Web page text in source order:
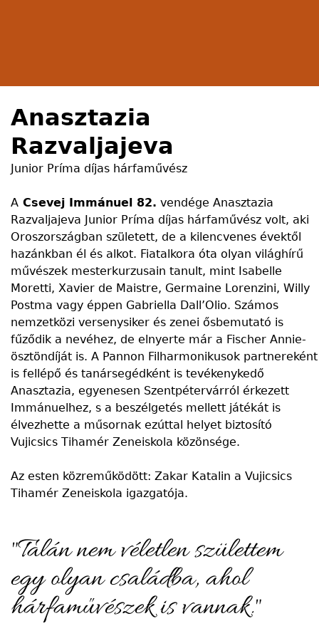
Anasztazia
Razvaljajeva
Junior Príma díjas hárfaművész
A Csevej Immánuel 82. vendége Anasztazia
Razvaljajeva Junior Príma díjas hárfaművész volt, aki
Oroszországban született, de a kilencvenes évektől
hazánkban él és alkot. Fiatalkora óta olyan világhírű
művészek mesterkurzusain tanult, mint Isabelle
Moretti, Xavier de Maistre, Germaine Lorenzini, Willy
Postma vagy éppen Gabriella Dall’Olio. Számos
nemzetközi versenysiker és zenei ősbemutató is
fűződik a nevéhez, de elnyerte már a Fischer Annie-
ösztöndíját is. A Pannon Filharmonikusok partnereként
is fellépő és tanársegédként is tevékenykedő
Anasztazia, egyenesen Szentpétervárról érkezett
Immánuelhez, s a beszélgetés mellett játékát is
élvezhette a műsornak ezúttal helyet biztosító
Vujicsics Tihamér Zeneiskola közönsége.
Az esten közreműködött: Zakar Katalin a Vujicsics
Tihamér Zeneiskola igazgatója.
Talán nem véletlen születtem
egy olyan családba, ahol
hárfaművészek is vannak.